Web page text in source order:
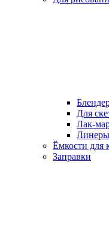
Для
Лак-
Линеры
Ёмкости для
Заправки